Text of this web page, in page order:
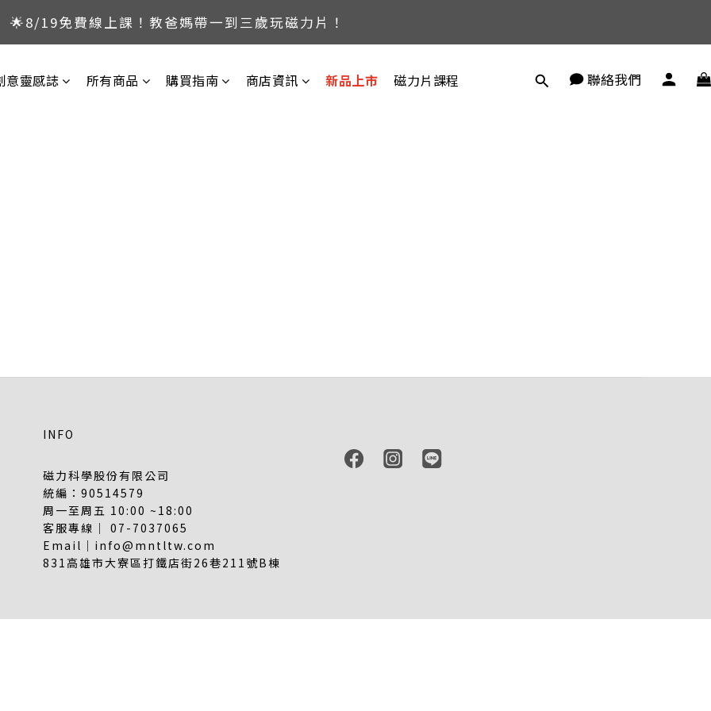
🔥暑假限定！磁力片玩起來，兩檔活動同步開跑！
🌟8/19免費線上課！教爸媽帶一到三歲玩磁力片！
聯絡我們
意靈感誌 所有商品 購買指南 商店資訊 新品上市 磁力片課程
INFO
磁力科學股份有限公司
統編：90514579
周一至周五 10:00 ~18:00
客服專線｜ 07-7037065
Email｜info@mntltw.com
831高雄市大寮區打鐵店街26巷211號B棟